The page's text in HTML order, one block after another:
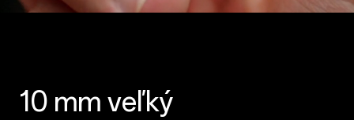
10 mm veľký